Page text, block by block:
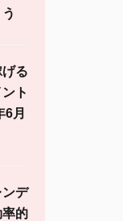
る
ト
6月
デ
率的